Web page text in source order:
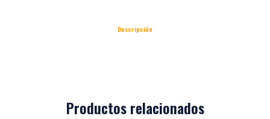
Descripción
Productos relacionados